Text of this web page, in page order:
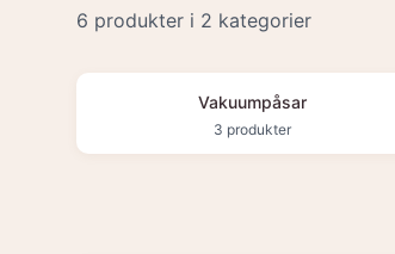
6 produkter i 2 kategorier
Vakuumpåsar
3 produkter